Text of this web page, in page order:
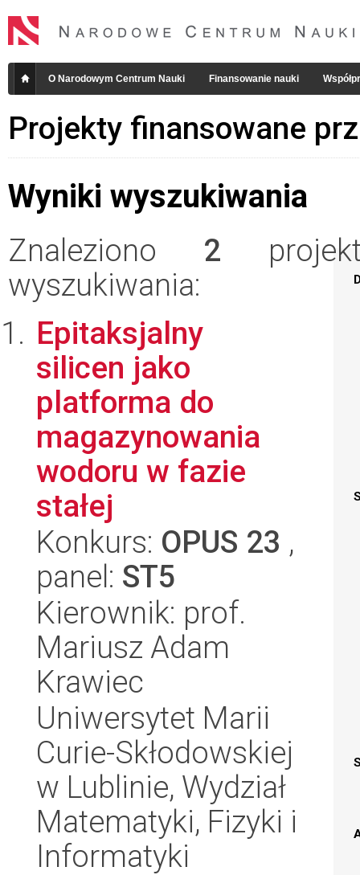
O Narodowym Centrum Nauki Finansowanie nauki
Projekty finansowane
Wyniki wyszukiwania
Znaleziono 2
wyszukiwania:
Epitaksjalny
silicen jako
platforma do
magazynowania
wodoru w fazie
stałej
Konkurs: OPUS 23 ,
panel: ST5
Kierownik: prof.
Mariusz Adam
Krawiec
Uniwersytet Marii
Curie-Skłodowskiej
w Lublinie, Wydział
Matematyki, Fizyki i
Informatyki